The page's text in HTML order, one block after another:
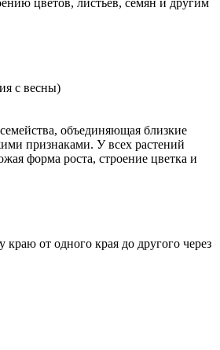
с весны)
объединяющая близкие
признаками. У всех растений
форма роста, строение цветка и
краю от одного края до другого через